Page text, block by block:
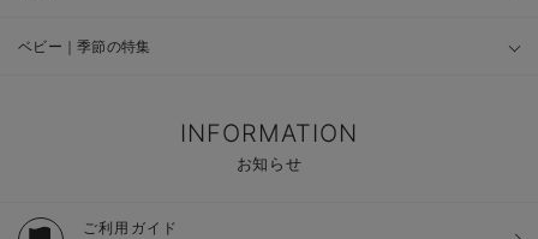
ベビー｜季節の特集
INFORMATION
お知らせ
ご利用ガイド